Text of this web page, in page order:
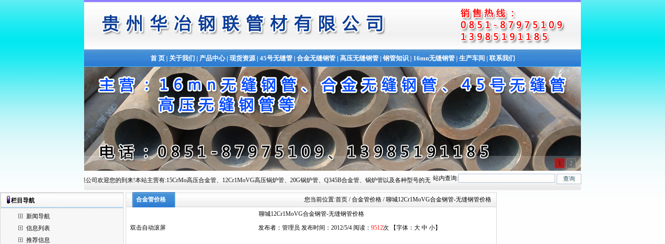
首 页| 关于我们 | 产品中心| 现货资源| 45号无缝管| 合金无缝钢管| 高压无缝钢管| 钢管知识| 16mn无缝钢管| 生产车间 | 联系我们
1 2
贵州华冶钢联管材有限公司欢迎您的到来!本站主营有:15CrMo高压合金管、12Cr1MoVG高压锅炉管、20G锅炉管、Q345B合金管、锅炉管以及各种型号的无缝钢管,常备材质：20#、35#、45#、20G、40Cr、20Cr、16Mn-45Mn、27SiMn、Cr5Mo、
站内查询:
栏目导航
新闻导航
信息列表
推荐信息
合金管价格 您当前位置:首页 / 合金管价格 / 聊城12Cr1MoVG合金钢管-无缝钢管价格
聊城12Cr1MoVG合金钢管-无缝钢管价格
双击自动滚屏
发布者：管理员 发布时间：2012/5/4 阅读： 9512次 【字体： 大 中 小】